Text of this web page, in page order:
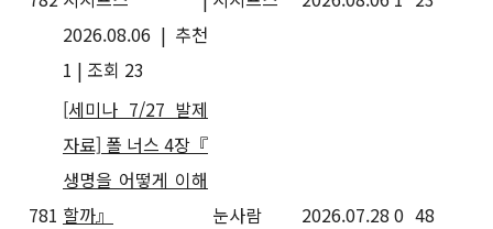
2026.08.06 | 추천
1 | 조회 23
781
[세미나 7/27 발제
자료] 폴 너스 4장『
생명을 어떻게 이해
할까』
눈사람 2026.07.28 0 48